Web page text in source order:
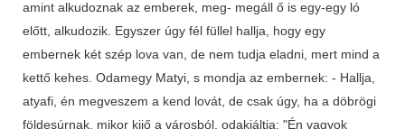
amint alkudoznak az emberek, meg- megáll ő is egy-egy ló
előtt, alkudozik. Egyszer úgy fél füllel hallja, hogy egy
embernek két szép lova van, de nem tudja eladni, mert mind a
kettő kehes. Odamegy Matyi, s mondja az embernek: - Hallja,
atyafi, én megveszem a kend lovát, de csak úgy, ha a döbrögi
földesúrnak, mikor kijő a városból, odakiáltja: "Én vagyok